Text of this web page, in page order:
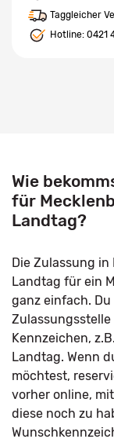
Taggleicher
Hotline: 0421
Wie
für
Landtag?
Die Zulassung
Landtag für ein
ganz einfach.
Kennzeichen,
Landtag. Wenn
möchtest,
vorher online,
diese noch zu